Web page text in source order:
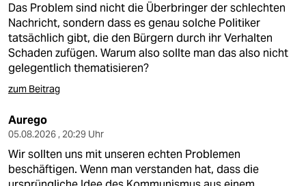
epaper login
Das Problem sind nicht die Überbringer der schlechten
Nachricht, sondern dass es genau solche Politiker
tatsächlich gibt, die den Bürgern durch ihr Verhalten
Schaden zufügen. Warum also sollte man das also nicht
gelegentlich thematisieren?
zum Beitrag
Aurego
05.08.2026 , 20:29 Uhr
Wir sollten uns mit unseren echten Problemen
beschäftigen. Wenn man verstanden hat, dass die